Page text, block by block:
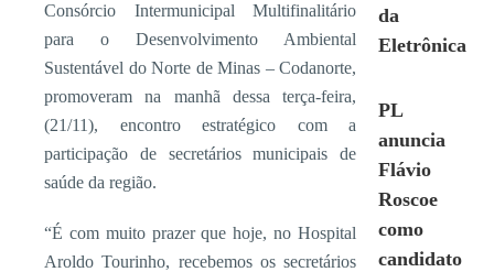
Consórcio Intermunicipal Multifinalitário
para o Desenvolvimento Ambiental
Sustentável do Norte de Minas – Codanorte,
promoveram na manhã dessa terça-feira,
(21/11), encontro estratégico com a
participação de secretários municipais de
saúde da região.
“É com muito prazer que hoje, no Hospital
Aroldo Tourinho, recebemos os secretários
da
Eletrônica
PL
anuncia
Flávio
Roscoe
como
candidato